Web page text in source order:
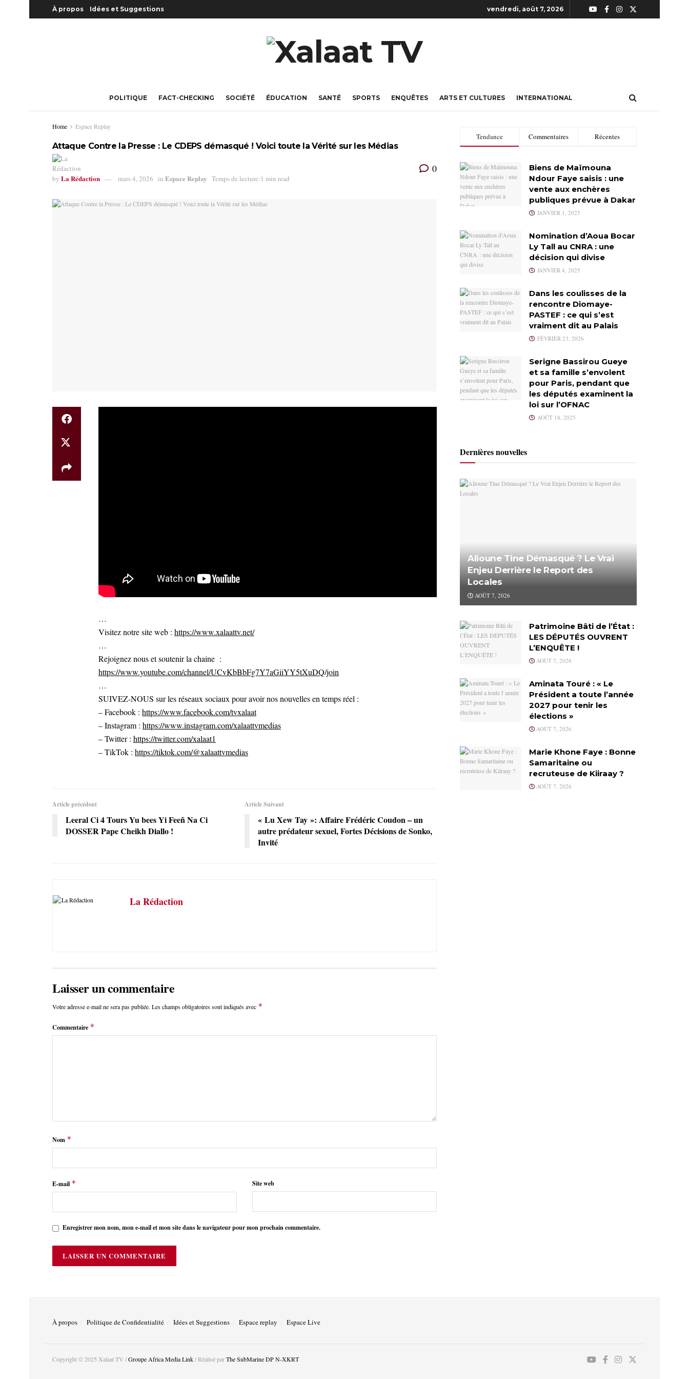
À propos Idées et Suggestions vendredi, août 7, 2026
POLITIQUE FACT-CHECKING SOCIÉTÉ ÉDUCATION SANTÉ SPORTS ENQUÊTES ARTS ET CULTURES INTERNATIONAL
Home Espace Replay
Attaque Contre la Presse : Le CDEPS démasqué ! Voici toute la Vérité sur les Médias
by La Rédaction mars 4, 2026 in Espace Replay Temps de lecture:1 min read
0
…
Visitez notre site web : https://www.xalaattv.net/
…
Rejoignez nous et soutenir la chaine :
https://www.youtube.com/channel/UCvKbBbFg7Y7aGiiYY5tXuDQ/join
…
SUIVEZ-NOUS sur les réseaux sociaux pour avoir nos nouvelles en temps réel :
– Facebook : https://www.facebook.com/tvxalaat
– Instagram : https://www.instagram.com/xalaattvmedias
– Twitter : https://twitter.com/xalaat1
– TikTok : https://tiktok.com/@xalaattvmedias
Article précédent
Leeral Ci 4 Tours Yu bees Yi Feeñ Na Ci
DOSSER Pape Cheikh Diallo !
Article Suivant
« Lu Xew Tay »: Affaire Frédéric Coudon – un
autre prédateur sexuel, Fortes Décisions de Sonko,
Invité
La Rédaction
Laisser un commentaire
Votre adresse e-mail ne sera pas publiée. Les champs obligatoires sont indiqués avec *
Commentaire *
Nom *
E-mail * Site web
Enregistrer mon nom, mon e-mail et mon site dans le navigateur pour mon prochain commentaire.
Tendance Commentaires Récentes
Biens de Maïmouna
Ndour Faye saisis : une
vente aux enchères
publiques prévue à Dakar
JANVIER 1, 2025
Nomination d’Aoua Bocar
Ly Tall au CNRA : une
décision qui divise
JANVIER 4, 2025
Dans les coulisses de la
rencontre Diomaye-
PASTEF : ce qui s’est
vraiment dit au Palais
FÉVRIER 23, 2026
Serigne Bassirou Gueye
et sa famille s’envolent
pour Paris, pendant que
les députés examinent la
loi sur l’OFNAC
AOÛT 18, 2025
Dernières nouvelles
Alioune Tine Démasqué ? Le Vrai
Enjeu Derrière le Report des
Locales
AOÛT 7, 2026
Patrimoine Bâti de l’État :
LES DÉPUTÉS OUVRENT
L’ENQUÊTE !
AOÛT 7, 2026
Aminata Touré : « Le
Président a toute l’année
2027 pour tenir les
élections »
AOÛT 7, 2026
Marie Khone Faye : Bonne
Samaritaine ou
recruteuse de Kiiraay ?
AOÛT 7, 2026
À propos Politique de Confidentialité Idées et Suggestions Espace replay Espace Live
Copyright © 2025 Xalaat TV /Groupe Africa Media Link/ Réalisé parThe SubMarine DP N-XKRT